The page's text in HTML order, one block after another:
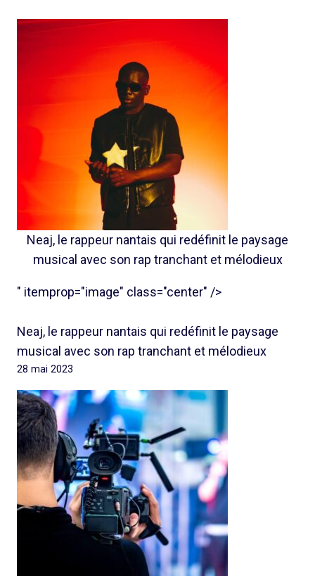
Neaj, le rappeur nantais qui redéfinit le paysage
musical avec son rap tranchant et mélodieux
" itemprop="image" class="center" />
Neaj, le rappeur nantais qui redéfinit le paysage
musical avec son rap tranchant et mélodieux
28 mai 2023